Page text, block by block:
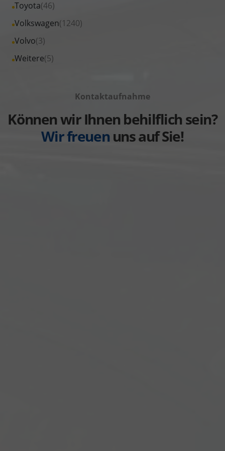
anzeigen
Skoda
anzeigen
Suzuki
anzeigen
Toyota(46)
Alle
Fahrzeuge
Toyota
anzeigen
Volkswagen(1240)
Alle
Fahrzeuge
Volkswagen
Volvo(3)
Alle
Fahrzeuge
Weitere(5)
Alle
anzeigen
Kontaktaufnahme
Können wir Ihnen behilflich sein?
Wir freuenuns auf Sie!